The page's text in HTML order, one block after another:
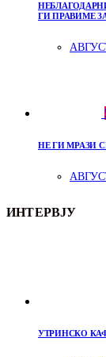
ГИ ПРАВИМЕ
НЕ ГИ МРАЗИ
ИНТЕРВЈУ
УТРИНСКО